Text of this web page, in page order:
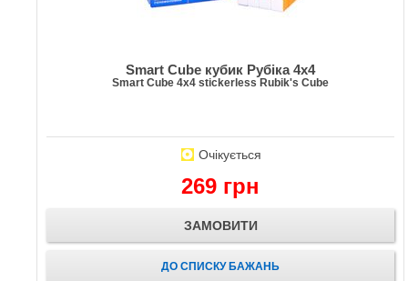
Smart Cube кубик Рубіка 4x4
Smart Cube 4x4 stickerless Rubik's Cube
Очікується
269 грн
ЗАМОВИТИ
ДО СПИСКУ БАЖАНЬ